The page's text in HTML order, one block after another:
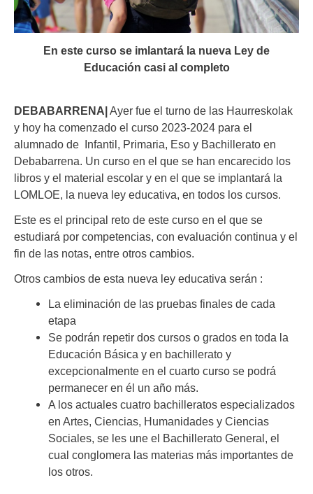
En este curso se imlantará la nueva Ley de
Educación casi al completo
DEBABARRENA|Ayer fue el turno de las Haurreskolak
y hoy ha comenzado el curso 2023-2024 para el
alumnado de Infantil, Primaria, Eso y Bachillerato en
Debabarrena. Un curso en el que se han encarecido los
libros y el material escolar y en el que se implantará la
LOMLOE, la nueva ley educativa, en todos los cursos.
Este es el principal reto de este curso en el que se
estudiará por competencias, con evaluación continua y el
fin de las notas, entre otros cambios.
Otros cambios de esta nueva ley educativa serán :
La eliminación de las pruebas finales de cada
etapa
Se podrán repetir dos cursos o grados en toda la
Educación Básica y en bachillerato y
excepcionalmente en el cuarto curso se podrá
permanecer en él un año más.
A los actuales cuatro bachilleratos especializados
en Artes, Ciencias, Humanidades y Ciencias
Sociales, se les une el Bachillerato General, el
cual conglomera las materias más importantes de
los otros.